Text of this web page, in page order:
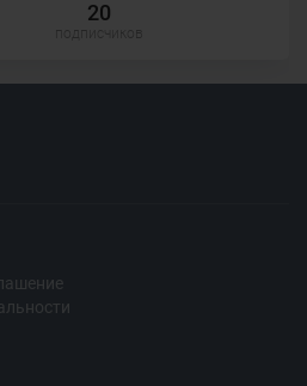
20